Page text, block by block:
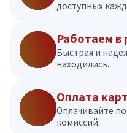
доступных
Работаем в
Быстрая и
находились.
Оплата
Оплачивайте
комиссий.